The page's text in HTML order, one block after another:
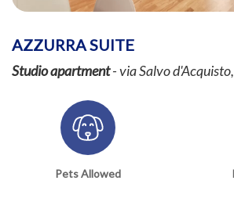
AZZURRA SUITE
Studio apartment- via Salvo
Pets Allowed